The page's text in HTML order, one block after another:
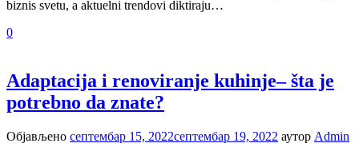
biznis svetu, a aktuelni trendovi diktiraju…
0
Adaptacija i renoviranje kuhinje– šta je
potrebno da znate?
Објављено септембар 15, 2022септембар 19, 2022 аутор Admin